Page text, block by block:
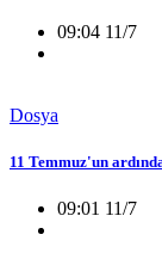
09:04 11/7
Dosya
11 Temmuz'un
09:01 11/7